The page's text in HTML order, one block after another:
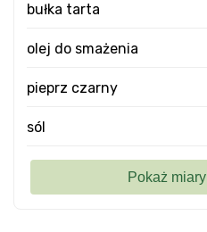
bułka tarta
olej do smażenia
pieprz czarny
sól